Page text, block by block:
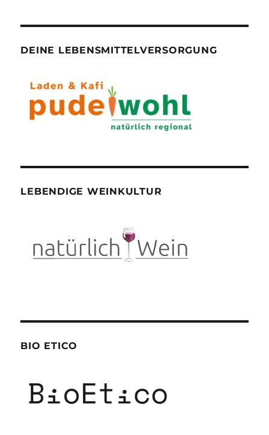
DEINE LEBENSMITTELVERSORGUNG
LEBENDIGE WEINKULTUR
BIO ETICO